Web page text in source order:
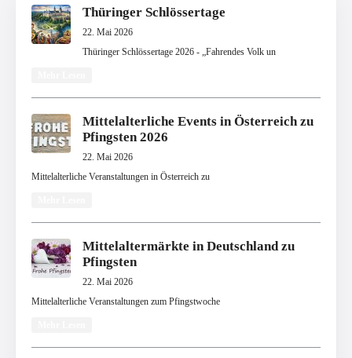
Thüringer Schlössertage
22. Mai 2026
Thüringer Schlössertage 2026 - „Fahrendes Volk un
Mittelalterliche Events in Österreich zu
Pfingsten 2026
22. Mai 2026
Mittelalterliche Veranstaltungen in Österreich zu
Mittelaltermärkte in Deutschland zu
Pfingsten
22. Mai 2026
Mittelalterliche Veranstaltungen zum Pfingstwoche